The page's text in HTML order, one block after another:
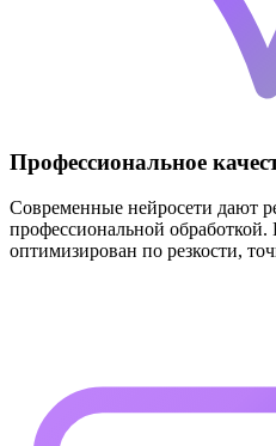
Профессиональное
Современные нейросети дают
профессиональной обработкой.
оптимизирован по резкости,